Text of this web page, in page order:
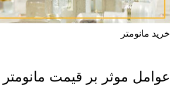
خرید مانومتر
عوامل موثر بر قیمت مانومتر